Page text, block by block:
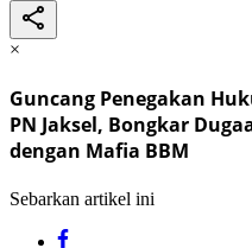
×
Guncang Penegakan
PN Jaksel, Bongkar
dengan Mafia BBM
Sebarkan artikel ini